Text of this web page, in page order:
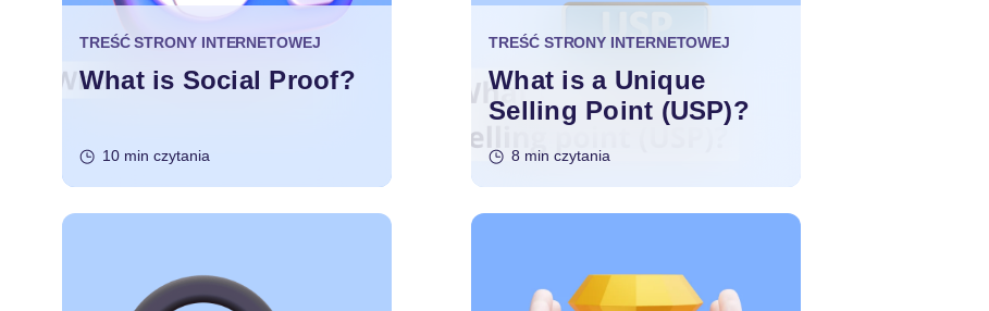
TREŚĆ STRONY INTERNETOWEJ
What is Social Proof?
10 min czytania
TREŚĆ STRONY INTERNETOWEJ
What is a Unique
Selling Point (USP)?
8 min czytania